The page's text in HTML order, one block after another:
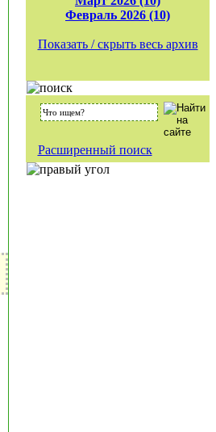
Февраль 2026 (10)
Показать / скрыть весь архив
Расширенный поиск